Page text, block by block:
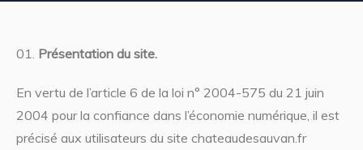
Présentation du site.
En vertu de l’article 6 de la loi n° 2004-575 du 21 juin
2004 pour la confiance dans l’économie numérique, il est
précisé aux utilisateurs du site chateaudesauvan.fr